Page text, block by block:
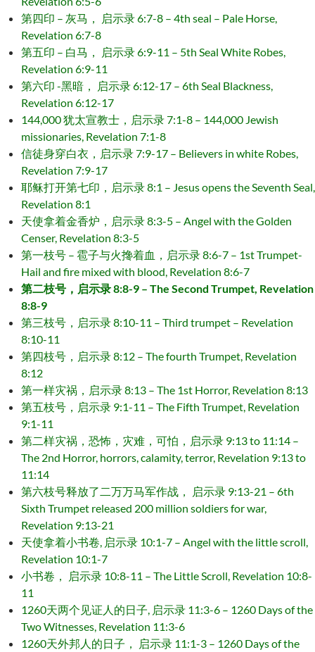
第四印 – 灰马， 启示录 6:7-8 – 4th seal – Pale Horse,
Revelation 6:7-8
第五印 – 白马， 启示录 6:9-11 – 5th Seal White Robes,
Revelation 6:9-11
第六印 -黑暗， 启示录 6:12-17 – 6th Seal Blackness,
Revelation 6:12-17
144,000 犹太宣教士，启示录 7:1-8 – 144,000 Jewish
missionaries, Revelation 7:1-8
信徒身穿白衣，启示录 7:9-17 – Believers in white Robes,
Revelation 7:9-17
耶稣打开第七印，启示录 8:1 – Jesus opens the Seventh Seal,
Revelation 8:1
天使拿着金香炉，启示录 8:3-5 – Angel with the Golden
Censer, Revelation 8:3-5
第一枝号 – 雹子与火搀着血，启示录 8:6-7 – 1st Trumpet-
Hail and fire mixed with blood, Revelation 8:6-7
第二枝号，启示录 8:8-9 – The Second Trumpet, Revelation
8:8-9
第三枝号，启示录 8:10-11 – Third trumpet – Revelation
8:10-11
第四枝号，启示录 8:12 – The fourth Trumpet, Revelation
8:12
第一样灾祸，启示录 8:13 – The 1st Horror, Revelation 8:13
第五枝号，启示录 9:1-11 – The Fifth Trumpet, Revelation
9:1-11
第二样灾祸，恐怖，灾难，可怕，启示录 9:13 to 11:14 –
The 2nd Horror, horrors, calamity, terror, Revelation 9:13 to
11:14
第六枝号释放了二万万马军作战， 启示录 9:13-21 – 6th
Sixth Trumpet released 200 million soldiers for war,
Revelation 9:13-21
天使拿着小书卷, 启示录 10:1-7 – Angel with the little scroll,
Revelation 10:1-7
小书卷， 启示录 10:8-11 – The Little Scroll, Revelation 10:8-
11
1260天两个见证人的日子, 启示录 11:3-6 – 1260 Days of the
Two Witnesses, Revelation 11:3-6
1260天外邦人的日子， 启示录 11:1-3 – 1260 Days of the